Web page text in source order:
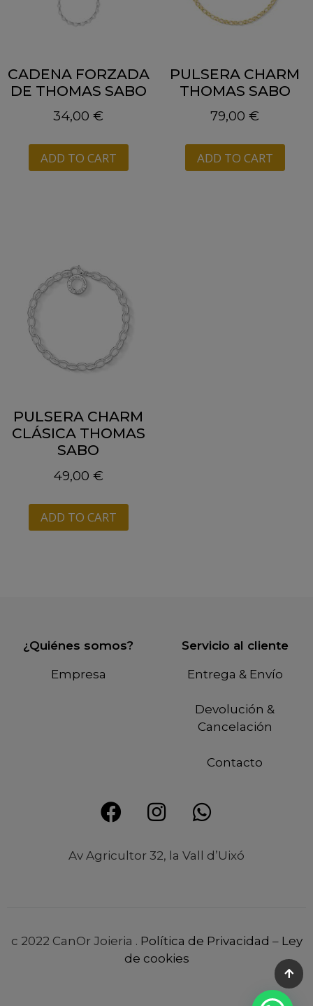
CADENA FORZADA
DE THOMAS SABO
34,00 €
ADD TO CART
PULSERA CHARM
THOMAS SABO
79,00 €
ADD TO CART
PULSERA CHARM
CLÁSICA THOMAS
SABO
49,00 €
ADD TO CART
¿Quiénes somos?
Empresa
Servicio al cliente
Entrega & Envío
Devolución &
Cancelación
Contacto
Av Agricultor 32, la Vall d’Uixó
c 2022 CanOr Joieria . Política de Privacidad – Ley
de cookies